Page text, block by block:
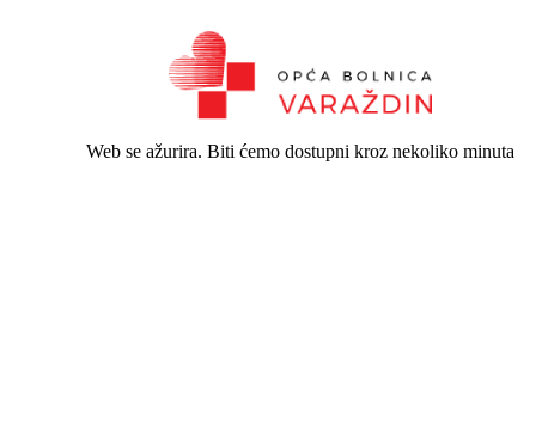
Web se ažurira. Biti ćemo dostupni kroz nekoliko minuta